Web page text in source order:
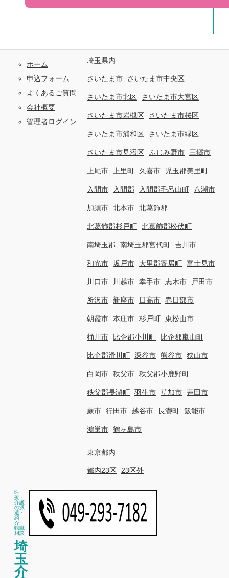
ホーム
申込フォーム
よくあるご質問
会社概要
管理者ログイン
埼玉県内
さいたま市 さいたま市中央区
さいたま市北区 さいたま市大宮区
さいたま市岩槻区 さいたま市桜区
さいたま市浦和区 さいたま市緑区
さいたま市見沼区 ふじみ野市 三郷市
上尾市 上里町 久喜市 児玉郡美里町
入間市 入間郡 入間郡毛呂山町 八潮市
加須市 北本市 北葛飾郡
北葛飾郡杉戸町 北葛飾郡松伏町
南埼玉郡 南埼玉郡宮代町 吉川市
和光市 坂戸市 大里郡寄居町 富士見市
川口市 川越市 幸手市 志木市 戸田市
所沢市 新座市 日高市 春日部市
朝霞市 本庄市 杉戸町 東松山市
桶川市 比企郡小川町 比企郡嵐山町
比企郡滑川町 深谷市 熊谷市 狭山市
白岡市 秩父市 秩父郡小鹿野町
秩父郡長瀞町 羽生市 草加市 蓮田市
蕨市 行田市 越谷市 長瀞町 飯能市
鴻巣市 鶴ヶ島市
東京都内
都内23区 23区外
医
療・
介護
の派
遣・
紹
介・
転職
相談
埼
玉
介